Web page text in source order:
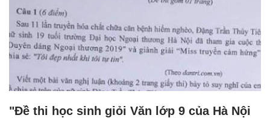
"Đề thi học sinh giỏi Văn lớp 9 của Hà Nội